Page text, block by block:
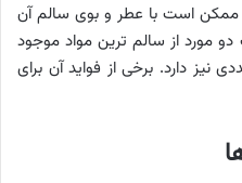
ممکن است با عطر و بوی سالم آن
مورد از سالم ترین مواد موجود
نیز دارد. برخی از فواید آن برای